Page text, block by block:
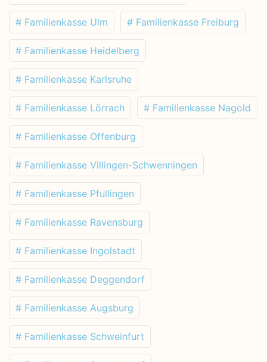
# Familienkasse Ulm # Familienkasse Freiburg
# Familienkasse Heidelberg
# Familienkasse Karlsruhe
# Familienkasse Lörrach # Familienkasse Nagold
# Familienkasse Offenburg
# Familienkasse Villingen-Schwenningen
# Familienkasse Pfullingen
# Familienkasse Ravensburg
# Familienkasse Ingolstadt
# Familienkasse Deggendorf
# Familienkasse Augsburg
# Familienkasse Schweinfurt